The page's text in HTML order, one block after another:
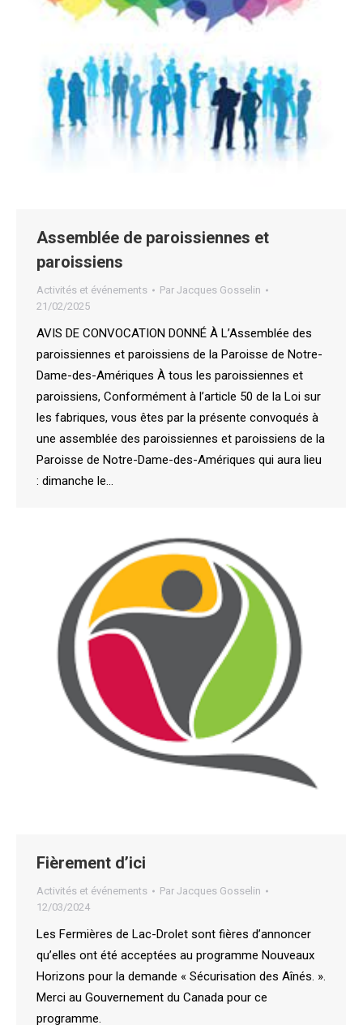
Assemblée de paroissiennes et
paroissiens
Activités et événements Par Jacques Gosselin
21/02/2025
AVIS DE CONVOCATION DONNÉ À L’Assemblée des
paroissiennes et paroissiens de la Paroisse de Notre-
Dame-des-Amériques À tous les paroissiennes et
paroissiens, Conformément à l’article 50 de la Loi sur
les fabriques, vous êtes par la présente convoqués à
une assemblée des paroissiennes et paroissiens de la
Paroisse de Notre-Dame-des-Amériques qui aura lieu
: dimanche le…
Fièrement d’ici
Activités et événements Par Jacques Gosselin
12/03/2024
Les Fermières de Lac-Drolet sont fières d’annoncer
qu’elles ont été acceptées au programme Nouveaux
Horizons pour la demande « Sécurisation des Aînés. ».
Merci au Gouvernement du Canada pour ce
programme.